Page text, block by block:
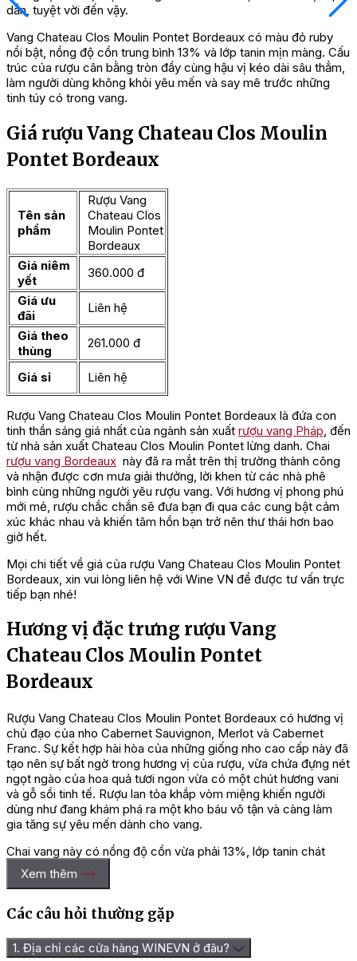
dẫn, tuyệt vời đến vậy.
Vang Chateau Clos Moulin Pontet Bordeaux có màu đỏ ruby
nổi bật, nồng độ cồn trung bình 13% và lớp tanin mịn màng. Cấu
trúc của rượu cân bằng tròn đầy cùng hậu vị kéo dài sâu thẳm,
làm người dùng không khỏi yêu mến và say mê trước những
tinh túy có trong vang.
Giá rượu Vang Chateau Clos Moulin
Pontet Bordeaux
Tên sản
phẩm
Rượu Vang
Chateau Clos
Moulin Pontet
Bordeaux
Giá niêm
yết
360.000 đ
Giá ưu
đãi
Liên hệ
Giá theo
thùng
261.000 đ
Giá sỉ Liên hệ
Rượu Vang Chateau Clos Moulin Pontet Bordeaux là đứa con
tinh thần sáng giá nhất của ngành sản xuất rượu vang Pháp , đến
từ nhà sản xuất Chateau Clos Moulin Pontet lừng danh. Chai
rượu vang Bordeaux này đã ra mắt trên thị trường thành công
và nhận được cơn mưa giải thưởng, lời khen từ các nhà phê
bình cùng những người yêu rượu vang. Với hương vị phong phú
mới mẻ, rượu chắc chắn sẽ đưa bạn đi qua các cung bật cảm
xúc khác nhau và khiến tâm hồn bạn trở nên thư thái hơn bao
giờ hết.
Mọi chi tiết về giá của rượu Vang Chateau Clos Moulin Pontet
Bordeaux, xin vui lòng liên hệ với Wine VN để được tư vấn trực
tiếp bạn nhé!
Hương vị đặc trưng rượu Vang
Chateau Clos Moulin Pontet
Bordeaux
Rượu Vang Chateau Clos Moulin Pontet Bordeaux có hương vị
chủ đạo của nho Cabernet Sauvignon, Merlot và Cabernet
Franc. Sự kết hợp hài hòa của những giống nho cao cấp này đã
tạo nên sự bất ngờ trong hương vị của rượu, vừa chứa đựng nét
ngọt ngào của hoa quả tươi ngon vừa có một chút hương vani
và gỗ sồi tinh tế. Rượu lan tỏa khắp vòm miệng khiến người
dùng như đang khám phá ra một kho báu vô tận và càng làm
gia tăng sự yêu mến dành cho vang.
Chai vang này có nồng độ cồn vừa phải 13%, lớp tanin chát
mềm và một cấu trúc hài hòa nhưng lại khó đoán khiến người
dùng tò mò, thích thú. Hậu vị của rượu kéo dài sâu lắng, đọng
giác thỏa mãn sau vài giờ thưởng thức.
Hướng dẫn cách thưởng thức rượu
Xem thêm
Các câu hỏi thường gặp
1. Địa chỉ các cửa hàng WINEVN ở đâu?